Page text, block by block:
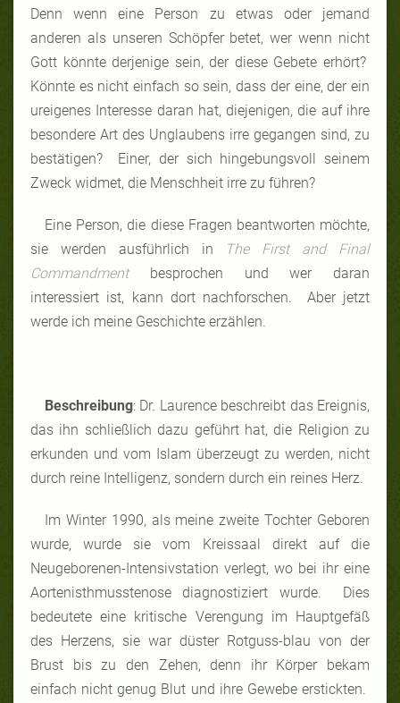
Denn wenn eine Person zu etwas oder jemand
anderen als unseren Schöpfer betet, wer wenn nicht
Gott könnte derjenige sein, der diese Gebete erhört?
Könnte es nicht einfach so sein, dass der eine, der ein
ureigenes Interesse daran hat, diejenigen, die auf ihre
besondere Art des Unglaubens irre gegangen sind, zu
bestätigen? Einer, der sich hingebungsvoll seinem
Zweck widmet, die Menschheit irre zu führen?
Eine Person, die diese Fragen beantworten möchte,
sie werden ausführlich in
The First and Final
Commandmentbesprochen und wer daran
interessiert ist, kann dort nachforschen. Aber jetzt
werde ich meine Geschichte erzählen.
Beschreibung: Dr. Laurence beschreibt das Ereignis,
das ihn schließlich dazu geführt hat, die Religion zu
erkunden und vom Islam überzeugt zu werden, nicht
durch reine Intelligenz, sondern durch ein reines Herz.
Im Winter 1990, als meine zweite Tochter Geboren
wurde, wurde sie vom Kreissaal direkt auf die
Neugeborenen-Intensivstation verlegt, wo bei ihr eine
Aortenisthmusstenose diagnostiziert wurde. Dies
bedeutete eine kritische Verengung im Hauptgefäß
des Herzens, sie war düster Rotguss-blau von der
Brust bis zu den Zehen, denn ihr Körper bekam
einfach nicht genug Blut und ihre Gewebe erstickten.